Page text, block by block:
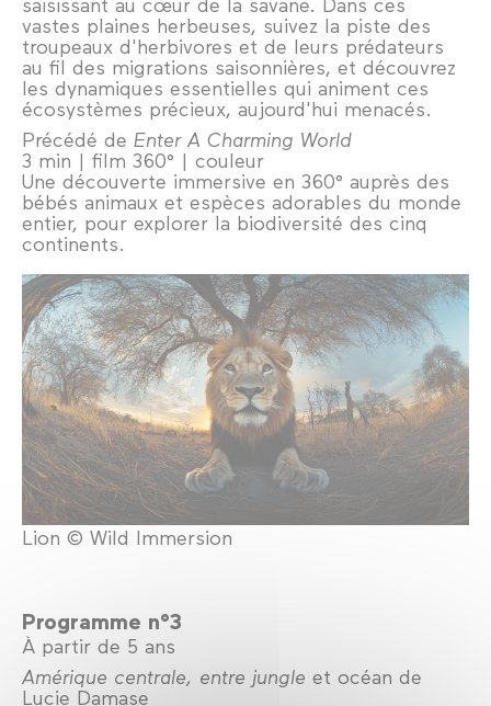
vastes plaines herbeuses, suivez la piste des
troupeaux d'herbivores et de leurs prédateurs
au fil des migrations saisonnières, et découvrez
les dynamiques essentielles qui animent ces
écosystèmes précieux, aujourd'hui menacés.
Précédé de Enter A Charming World
3 min | film 360° | couleur
Une découverte immersive en 360° auprès des
bébés animaux et espèces adorables du monde
entier, pour explorer la biodiversité des cinq
continents.
Lion © Wild Immersion
Programme n°3
À partir de 5 ans
Amérique centrale, entre jungle et océan de
Lucie Damase